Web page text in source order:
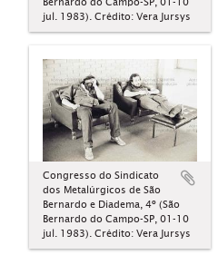
jul. 1983). Crédito: Vera Jursys
Congresso do Sindicato
dos Metalúrgicos de São
Bernardo e Diadema, 4º (São
Bernardo do Campo-SP, 01-10
jul. 1983). Crédito: Vera Jursys